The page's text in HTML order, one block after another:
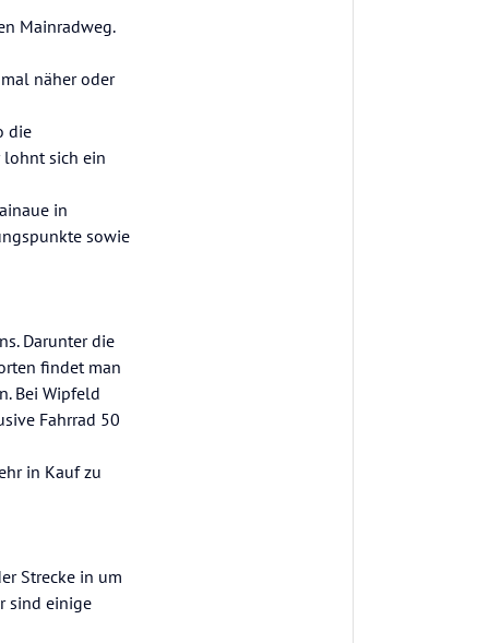
Mainradweg.
näher oder
die
lohnt sich ein
in
sowie
Darunter die
findet man
Bei Wipfeld
Fahrrad 50
in Kauf zu
Strecke in um
sind einige